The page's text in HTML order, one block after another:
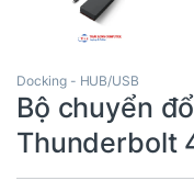
Docking - HUB/USB
Bộ chuyển
Thunderbolt